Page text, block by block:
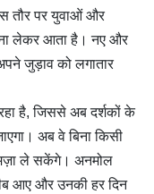
तौर पर युवाओं और
लेकर आता है। नए और
जुड़ाव को लगातार
है, जिससे अब दर्शकों के
अब वे बिना किसी
मज़ा ले सकेंगे। अनमोल
आए और उनकी हर दिन